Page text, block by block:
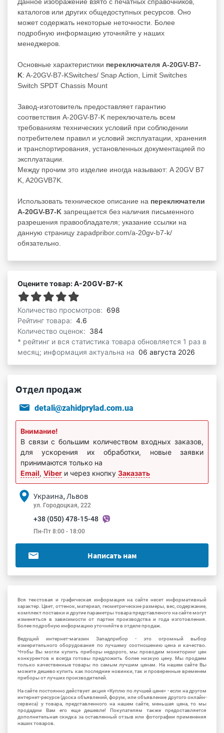
каталогов или других общедоступных ресурсов. Оно
может содержать некоторые неточности. Более
подробную информацию уточняйте у наших
менеджеров.
Основные характеристики переключателя A-20GV-B7-
K: A-20GV-B7-KSwitches/ Snap Action, Limit Switches
Switch SPDT Chassis Mount
Завод-изготовитель предоставляет гарантию
соответствия A-20GV-B7-K переключатель всем
требованиям технических условий при соблюдении
потребителем правил и условий эксплуатации, хранения
и транспортирования, установленных документацией по
эксплуатации.
Между прочим это изделие иногда называют: A 20GV B7
K, A20GVB7K.
Использовать техническое описание на переключатели
A-20GV-B7-K запрещается без наличия письменного
разрешения правообладателя; указание ссылки на
данную страницу zapadpribor.com/a-20gv-b7-k/
обязательно.
Оцените товар: A-20GV-B7-K
Количество просмотров: 698
Рейтинг товара: 4.6
Количество оценок: 384
* рейтинг и вся статистика товара обновляется 1 раз в
месяц; информация актуальна на 06 августа 2026
Отдел продаж
detali@zahidprylad.com.ua
Внимание!
В связи с большим количеством входных заказов,
для ускорения их обработки, новые заявки
принимаются только на
Email, Viber и через кнопку Заказать
Украина, Львов
ул. Городоцкая, 222
+38 (050) 478-15-48
Пн-Пт 8:00 - 18:00
Написать нам
Вся текстовая и графическая информация на сайте несет информативный
характер. Цвет, оттенок, материал, геометрические размеры, вес, содержание,
комплект поставки и другие параметры товара представленого на сайте могут
изменяться в зависимости от партии производства и года изготовления.
Более подробную информацию уточняйте в отделе продаж.
Ведущий интернет-магазин Западприбор - это огромный выбор
измерительного оборудования по лучшему соотношению цена и качество.
Чтобы Вы могли купить приборы недорого, мы проводим мониторинг цен
конкурентов и всегда готовы предложить более низкую цену. Мы продаем
только качественные товары по самым лучшим ценам. На нашем сайте Вы
можете дешево купить как последние новинки, так и проверенные временем
приборы от лучших производителей.
На сайте постоянно действует акция «Куплю по лучшей цене» - если на другом
интернет-ресурсе (доска объявлений, форум, или объявление другого онлайн-
сервиса) у товара, представленного на нашем сайте, меньшая цена, то мы
продадим Вам его еще дешевле! Покупателям также предоставляется
дополнительная скидка за оставленный отзыв или фотографии применения
наших товаров.